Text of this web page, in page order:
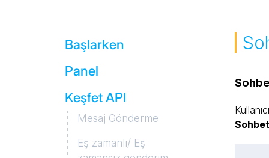
Başlarken
Panel
Giriş
İstatistik ve Raporlar
Mesaj Gönderimi
Keşfet API
Mesaj Gönderme
Servisler
Eş zamanlı/ Eş